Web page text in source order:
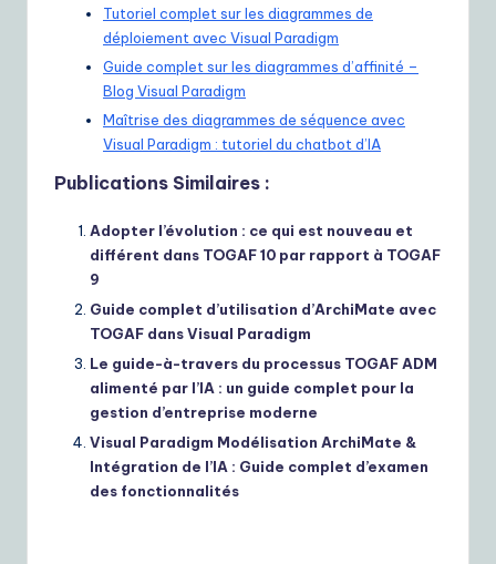
Tutoriel complet sur les diagrammes de
déploiement avec Visual Paradigm
Guide complet sur les diagrammes d’affinité –
Blog Visual Paradigm
Maîtrise des diagrammes de séquence avec
Visual Paradigm : tutoriel du chatbot d’IA
Publications Similaires :
Adopter l’évolution : ce qui est nouveau et
différent dans TOGAF 10 par rapport à TOGAF
9
Guide complet d’utilisation d’ArchiMate avec
TOGAF dans Visual Paradigm
Le guide-à-travers du processus TOGAF ADM
alimenté par l’IA : un guide complet pour la
gestion d’entreprise moderne
Visual Paradigm Modélisation ArchiMate &
Intégration de l’IA : Guide complet d’examen
des fonctionnalités